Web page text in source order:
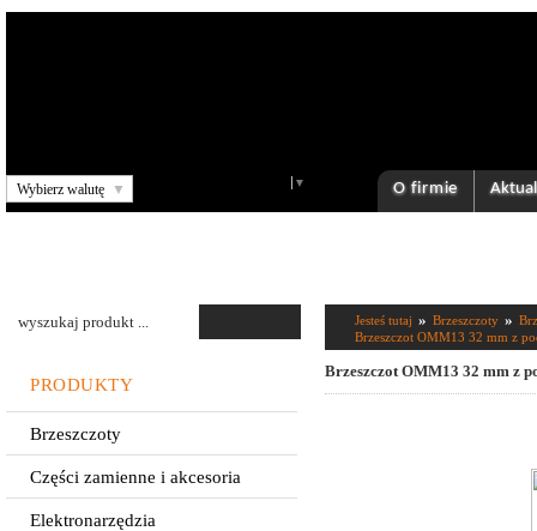
Wybierz walutę ▼ ▼ O firmie
PRODUKTY
Brzeszczoty
Części zamienne i akcesoria
Elektronarzędzia
Jesteś tutaj » Brzeszczoty »
Brzeszczot OMM13 32 mm z
Brzeszczot OMM13 32 mm z